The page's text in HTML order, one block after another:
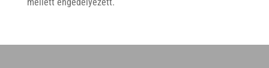
mellett engedélyezett.